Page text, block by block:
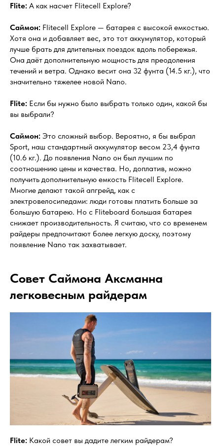
Flite: А как насчет Flitecell Explore?
Саймон: Flitecell Explore — батарея с высокой емкостью.
Хотя она и добавляет вес, это тот аккумулятор, который
лучше брать для длительных поездок вдоль побережья.
Она даёт дополнительную мощность для преодоления
течений и ветра. Однако весит она 32 фунта (14.5 кг.), что
значительно тяжелее новой Nano.
Flite: Если бы нужно было выбрать только один, какой бы
вы выбрали?
Саймон: Это сложный выбор. Вероятно, я бы выбрал
Sport, наш стандартный аккумулятор весом 23,4 фунта
(10.6 кг.). До появления Nano он был лучшим по
соотношению цены и качества. Но, доплатив, можно
получить дополнительную емкость Flitecell Explore.
Многие делают такой апгрейд, как с
электровелосипедами: люди готовы платить больше за
большую батарею. Но с Fliteboard большая батарея
снижает производительность. Я считаю, что со временем
райдеры предпочитают более легкую доску, поэтому
появление Nano так захватывает.
Совет Саймона Аксманна
легковесным райдерам
Flite: Какой совет вы дадите легким райдерам?